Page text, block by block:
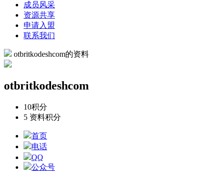
成员风采
资源共享
申请入盟
联系我们
otbritkodeshcom的资料
otbritkodeshcom
10积分
5 资料积分
首页
电话
QQ
公众号